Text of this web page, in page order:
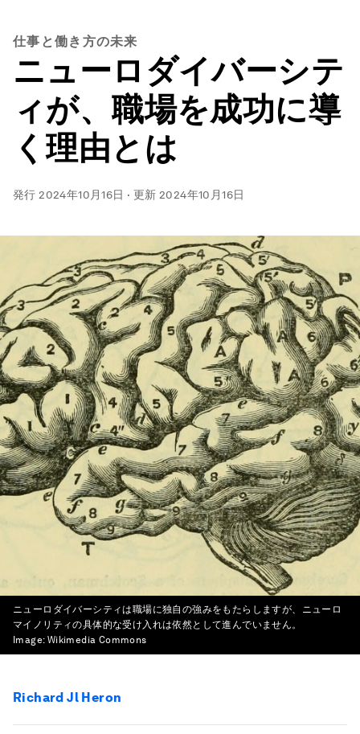
仕事と働き方の未来
ニューロダイバーシテ
ィが、職場を成功に導
く理由とは
発行2024年10月16日 · 更新2024年10月16日
ニューロダイバーシティは職場に独自の強みをもたらしますが、ニューロ
マイノリティの具体的な受け入れは依然として進んでいません。
Image: Wikimedia Commons
Richard Jl Heron